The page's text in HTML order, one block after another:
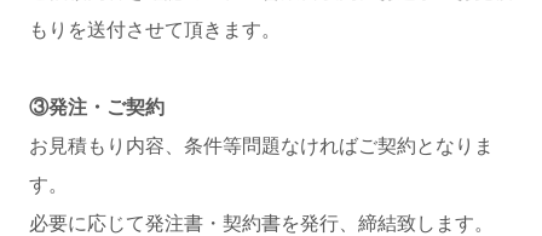
もりを送付させて頂きます。
③発注・ご契約
お見積もり内容、条件等問題なければご契約となりま
す。
必要に応じて発注書・契約書を発行、締結致します。